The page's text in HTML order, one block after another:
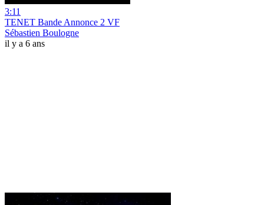
3:11
TENET Bande Annonce 2 VF
Sébastien Boulogne
il y a 6 ans